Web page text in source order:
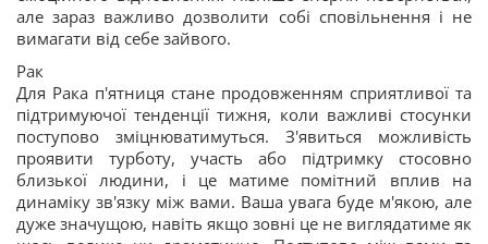
але зараз важливо дозволити собі сповільнення і не
вимагати від себе зайвого.
Рак
Для Рака п'ятниця стане продовженням сприятливої та
підтримуючої тенденції тижня, коли важливі стосунки
поступово зміцнюватимуться. З'явиться можливість
проявити турботу, участь або підтримку стосовно
близької людини, і це матиме помітний вплив на
динаміку зв'язку між вами. Ваша увага буде м'якою, але
дуже значущою, навіть якщо зовні це не виглядатиме як